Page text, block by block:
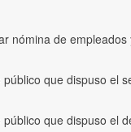
nómina de
que dispuso el
que dispuso